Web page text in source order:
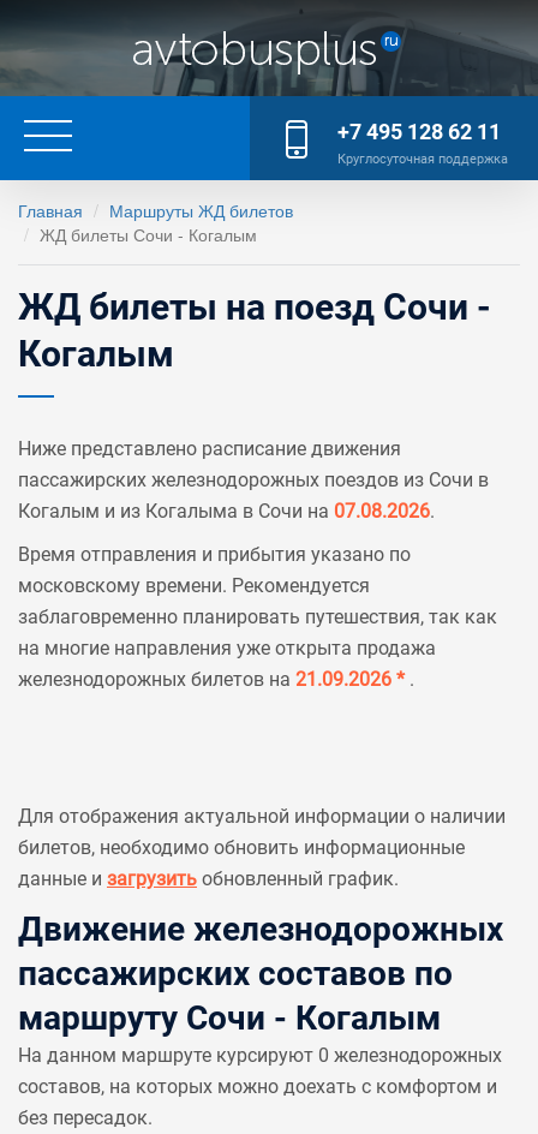
+7 495 128 62 11
Круглосуточная поддержка
Главная
Маршруты ЖД билетов
ЖД билеты Сочи - Когалым
ЖД билеты на поезд Сочи -
Когалым
Ниже представлено расписание движения
пассажирских железнодорожных поездов из Сочи в
Когалым и из Когалыма в Сочи на 07.08.2026.
Время отправления и прибытия указано по
московскому времени. Рекомендуется
заблаговременно планировать путешествия, так как
на многие направления уже открыта продажа
железнодорожных билетов на 21.09.2026 * .
Для отображения актуальной информации о наличии
билетов, необходимо обновить информационные
данные и загрузить обновленный график.
Движение железнодорожных
пассажирских составов по
маршруту Сочи - Когалым
На данном маршруте курсируют 0 железнодорожных
составов, на которых можно доехать с комфортом и
без пересадок.